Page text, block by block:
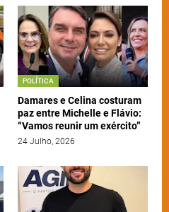
POLÍTICA
Damares e Celina costuram
paz entre Michelle e Flávio:
“Vamos reunir um exército”
24 Julho, 2026